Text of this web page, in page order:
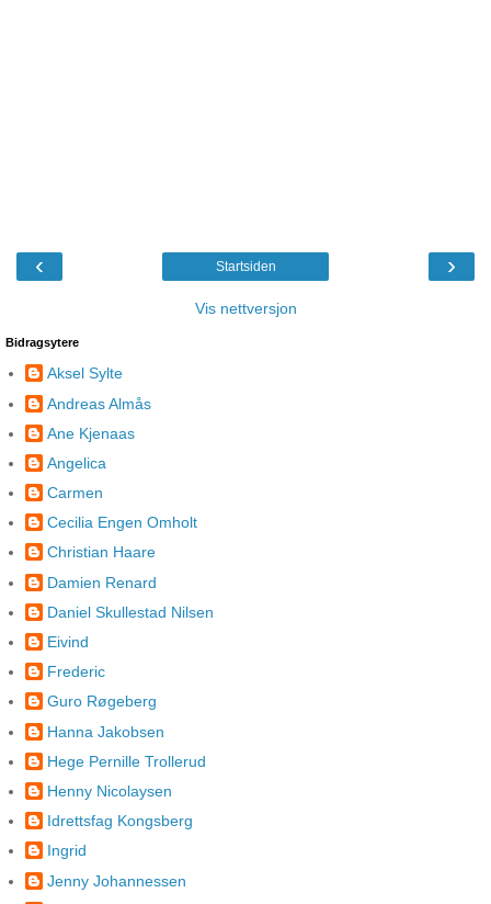
‹ ›
Startsiden
Vis nettversjon
Bidragsytere
Aksel Sylte
Andreas Almås
Ane Kjenaas
Angelica
Carmen
Cecilia Engen Omholt
Christian Haare
Damien Renard
Daniel Skullestad Nilsen
Eivind
Frederic
Guro Røgeberg
Hanna Jakobsen
Hege Pernille Trollerud
Henny Nicolaysen
Idrettsfag Kongsberg
Ingrid
Jenny Johannessen